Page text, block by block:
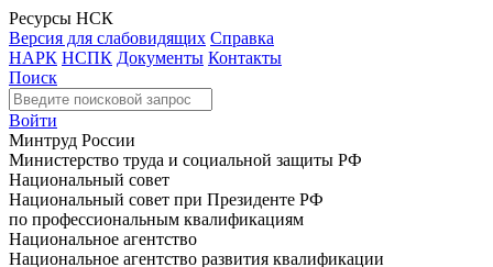
Ресурсы НСК
Версия для слабовидящих Справка
НАРК НСПК Документы Контакты
Поиск
Войти
Минтруд России
Министерство труда и социальной защиты РФ
Национальный совет
Национальный совет при Президенте РФ
по профессиональным квалификациям
Национальное агентство
Национальное агентство развития квалификации